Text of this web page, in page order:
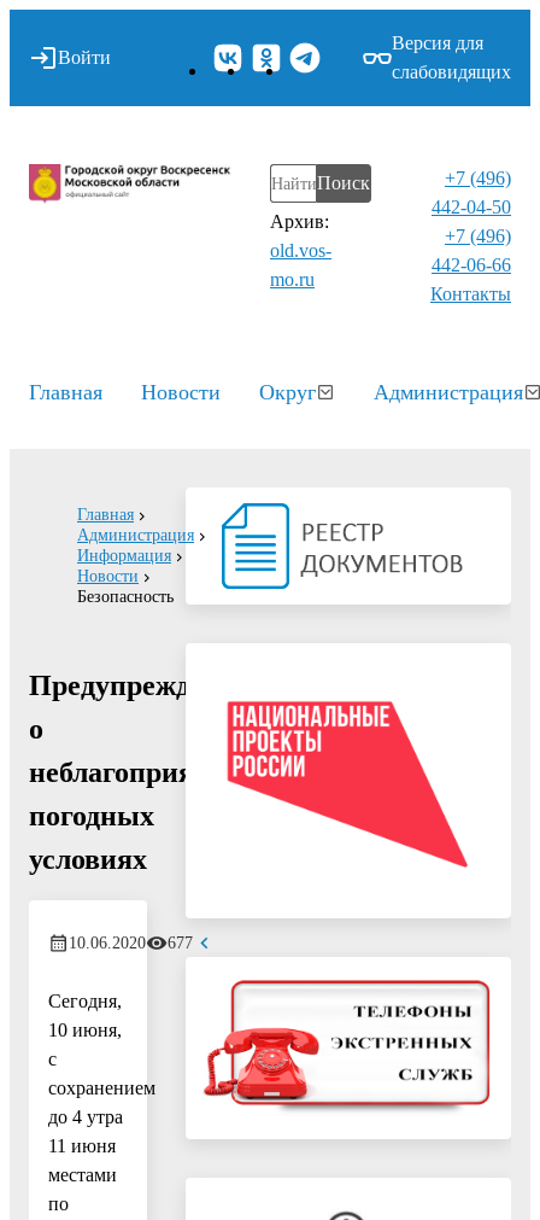
Войти
Версия для
слабовидящих
Поиск
Архив:
old.vos-
mo.ru
+7 (496)
442-04-50
+7 (496)
442-06-66
Контакты⁠
Главная Новости Округ Администрация
Главная
Администрация
Информация
Новости
Безопасность
Предупреждение
о
неблагоприятных
погодных
условиях
10.06.2020 677
Сегодня,
10 июня,
с
сохранением
до 4 утра
11 июня
местами
по